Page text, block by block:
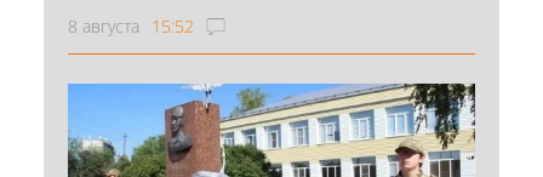
8 августа 15:52